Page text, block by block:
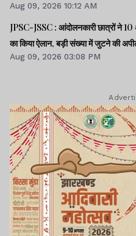
Aug 09, 2026 10:12 AM
JPSC-JSSC : आंदोलनकारी छात्रों ने 10
का किया ऐलान, बड़ी संख्या में जुटने की
Aug 09, 2026 03:08 PM